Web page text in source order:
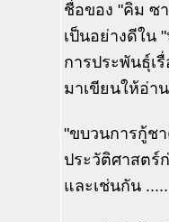
ชื่อของ "คิม ซ
เป็นอย่างดีใน
การประพันธุ์เ
มาเขียนให้อ่า
"ขบวนการกู้ช
ประวัติศาสตร์
และเช่นกัน .....